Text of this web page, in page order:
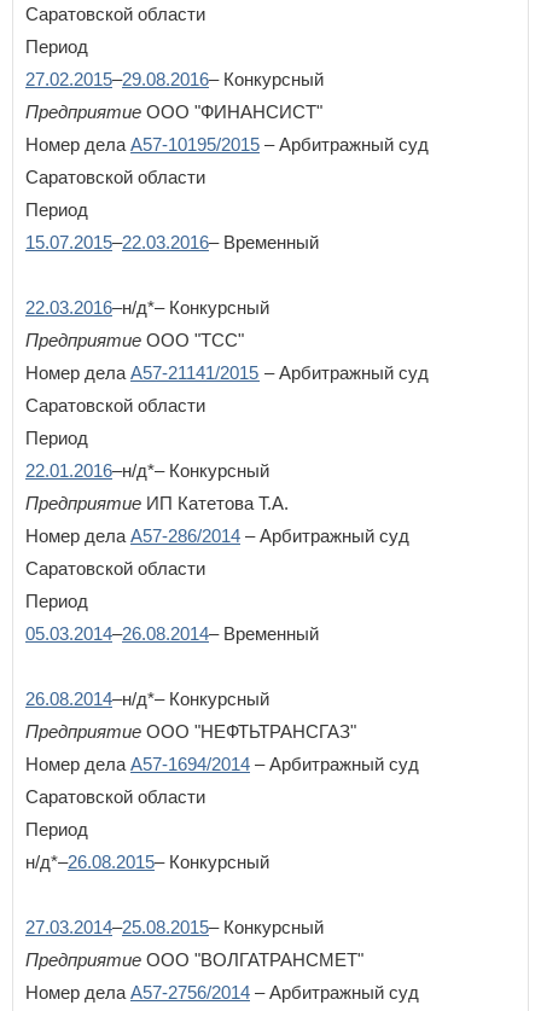
Саратовской области
Период
27.02.2015–29.08.2016– Конкурсный
Предприятие ООО "ФИНАНСИСТ"
Номер дела А57-10195/2015 – Арбитражный суд
Саратовской области
Период
15.07.2015–22.03.2016– Временный
22.03.2016–н/д*– Конкурсный
Предприятие ООО "ТСС"
Номер дела А57-21141/2015 – Арбитражный суд
Саратовской области
Период
22.01.2016–н/д*– Конкурсный
Предприятие ИП Катетова Т.А.
Номер дела А57-286/2014 – Арбитражный суд
Саратовской области
Период
05.03.2014–26.08.2014– Временный
26.08.2014–н/д*– Конкурсный
Предприятие ООО "НЕФТЬТРАНСГАЗ"
Номер дела А57-1694/2014 – Арбитражный суд
Саратовской области
Период
н/д*–26.08.2015– Конкурсный
27.03.2014–25.08.2015– Конкурсный
Предприятие ООО "ВОЛГАТРАНСМЕТ"
Номер дела А57-2756/2014 – Арбитражный суд